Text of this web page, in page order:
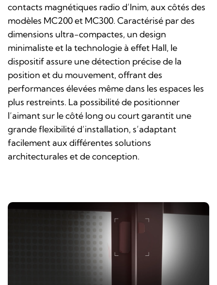
contacts magnétiques radio d’Inim, aux côtés des
modèles MC200 et MC300. Caractérisé par des
dimensions ultra-compactes, un design
minimaliste et la technologie à effet Hall, le
dispositif assure une détection précise de la
position et du mouvement, offrant des
performances élevées même dans les espaces les
plus restreints. La possibilité de positionner
l’aimant sur le côté long ou court garantit une
grande flexibilité d’installation, s’adaptant
facilement aux différentes solutions
architecturales et de conception.